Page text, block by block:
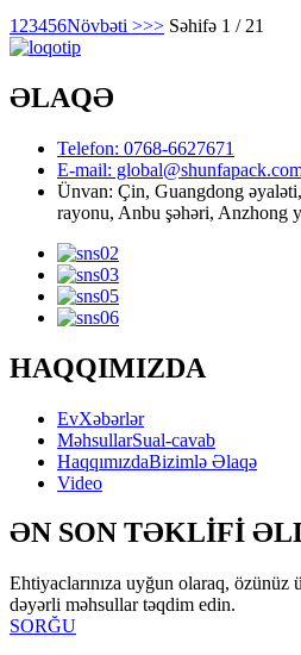
1 23456Növbəti >>> Səhifə 1 / 21
ƏLAQƏ
Telefon: 0768-6627671
E-mail:
Ünvan: Çin, Guangdong
rayonu, Anbu şəhəri, Anzhong
HAQQIMIZDA
EvXəbərlər
MəhsullarSual-cavab
HaqqımızdaBizimlə Əlaqə
Video
ƏN SON TƏKLİFİ
Ehtiyaclarınıza uyğun olaraq, özünüz
dəyərli məhsullar təqdim edin.
SORĞU